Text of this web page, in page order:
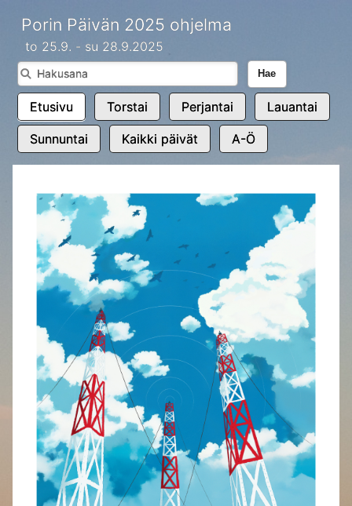
Porin Päivän 2025 ohjelma
to 25.9. - su 28.9.2025
Hae
Etusivu Torstai Perjantai Lauantai
Sunnuntai Kaikki päivät A-Ö